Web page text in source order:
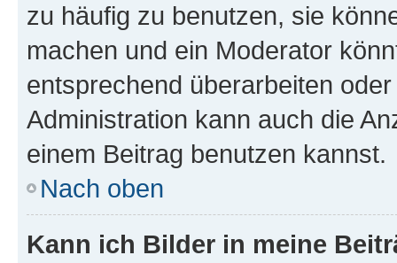
zu häufig zu benutzen, sie
machen und ein Moderator
entsprechend überarbeiten
Administration kann auch die
einem Beitrag benutzen kannst.
Nach oben
Kann ich Bilder in meine